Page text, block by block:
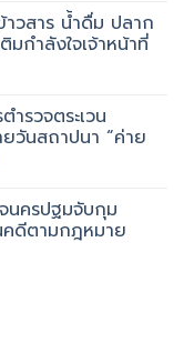
วสาร น้ำดื่ม ปลาก
กำลังใจเจ้าหน้าที่
รวจตระเวน
วันสถาปนา “ค่าย
นครปฐมจับกุม
คดีตามกฎหมาย